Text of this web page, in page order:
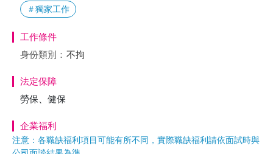
＃獨家工作
工作條件
身份類別： 不拘
法定保障
勞保、健保
企業福利
注意：各職缺福利項目可能有所不同，實際職缺福利請依面試時與